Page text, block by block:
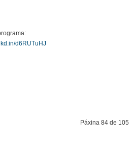
d6RUTuHJ
Páxina 84 de 105